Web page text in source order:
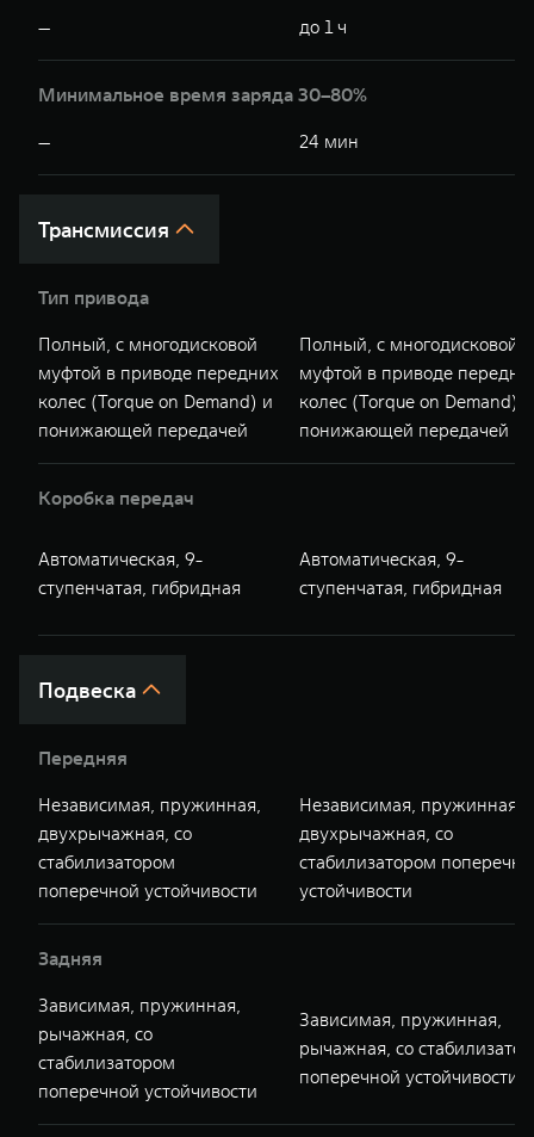
— до 1 ч
Минимальное время заряда 30–80%
— 24 мин
Трансмиссия
Тип привода
Полный, с многодисковой
муфтой в приводе передних
колес (Torque on Demand) и
понижающей передачей
Полный, с многодисковой
муфтой в приводе
колес (Torque on Demand) и
понижающей передачей
Коробка передач
Автоматическая, 9-
ступенчатая, гибридная
Автоматическая, 9-
ступенчатая, гибридная
Подвеска
Передняя
Независимая, пружинная,
двухрычажная, со
стабилизатором
поперечной устойчивости
Независимая, пружинная,
двухрычажная, со
стабилизатором
устойчивости
Задняя
Зависимая, пружинная,
рычажная, со
стабилизатором
поперечной устойчивости
Зависимая, пружинная,
рычажная, со
поперечной устойчивости